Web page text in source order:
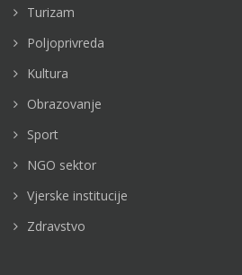
Turizam
Poljoprivreda
Kultura
Obrazovanje
Sport
NGO sektor
Vjerske institucije
Zdravstvo